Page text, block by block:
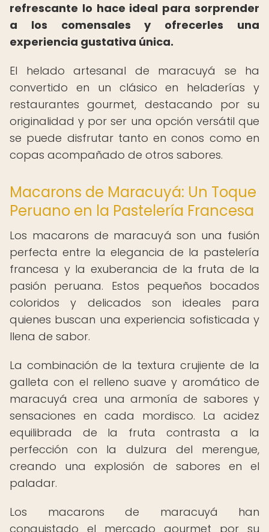
refrescante lo hace ideal para sorprender
a los comensales y ofrecerles una
experiencia gustativa única.
El helado artesanal de maracuyá se ha
convertido en un clásico en heladerías y
restaurantes gourmet, destacando por su
originalidad y por ser una opción versátil que
se puede disfrutar tanto en conos como en
copas acompañado de otros sabores.
Macarons de Maracuyá: Un Toque
Peruano en la Pastelería Francesa
Los macarons de maracuyá son una fusión
perfecta entre la elegancia de la pastelería
francesa y la exuberancia de la fruta de la
pasión peruana. Estos pequeños bocados
coloridos y delicados son ideales para
quienes buscan una experiencia sofisticada y
llena de sabor.
La combinación de la textura crujiente de la
galleta con el relleno suave y aromático de
maracuyá crea una armonía de sabores y
sensaciones en cada mordisco. La acidez
equilibrada de la fruta contrasta a la
perfección con la dulzura del merengue,
creando una explosión de sabores en el
paladar.
Los macarons de maracuyá han
conquistado el mercado gourmet por su